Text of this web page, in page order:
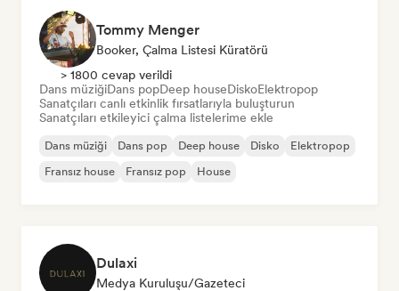
Tommy Menger
Booker, Çalma Listesi Küratörü
> 1800 cevap verildi
Dans müziğiDans popDeep houseDiskoElektropop
Sanatçıları canlı etkinlik fırsatlarıyla buluşturun
Sanatçıları etkileyici çalma listelerime ekle
Dans müziği Dans pop Deep house Disko
Elektropop
Fransız house
Fransız pop House
Dulaxi
Medya Kuruluşu/Gazeteci